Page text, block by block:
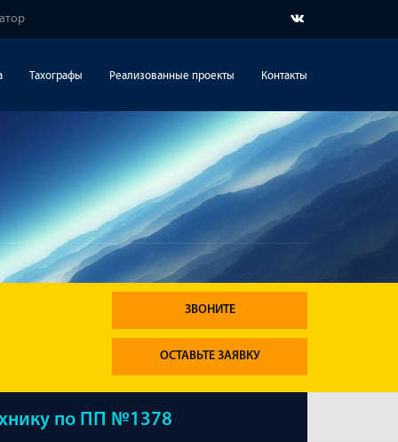
Тахографы Реализованные проекты Контакты
ЗВОНИТЕ
ОСТАВЬТЕ ЗАЯВКУ
по ПП №1378